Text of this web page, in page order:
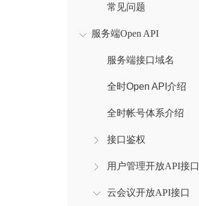
常见问题
服务端Open API
服务端接口域名
全时Open API介绍
全时帐号体系介绍
接口鉴权
用户管理开放API接口
云会议开放API接口